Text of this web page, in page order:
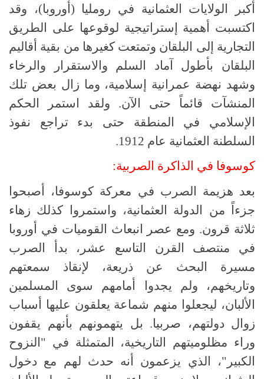
أكبر الولايات العثمانية في رومليا (أوروبا)، وقد
اكتسبت أهمية إستراتيجية لوقوعها على الطريق
التجارية إلى البلقان وتمتعت كغيرها من بقية أقاليم
البلقان بأطول آماد السلم والاستقرار والرخاء
وشهد نهضة عمرانية إسلامية، وما زال بعض تلك
المنشآت قائماً حتى الآن. ولقد استمر الحكم
الإسلامي في المنطقة حتى بدء تراجع نفوذ
السلطنة العثمانية عام 1912.
كوسوفا في الذاكرة الصربية:
بعد هزيمة الصرب في معركة كوسوفا، أصبحوا
جزءاً من الدولة العثمانية، واستمروا كذلك زهاء
ثلاثة قرون. ومع عصر انبعاث القوميات في أوروبا
في منتصف القرن التاسع عشر، بدأ الصرب
مسيرة البحث عن ذريعة، لإنقاذ سمعتهم
وتاريخهم، ولم يجدوا أمامهم سوى المسلمين
الألبان، ليجعلوا منهم شماعة يعلقون عليها أسباب
زوال دولتهم، صربيا. بل يتهمونهم بأنهم يقفون
وراء مظلوميتهم التاريخية، المتمثلة في "النزوح
الكبير"، الذي يزعمون أنه حدث لهم مع دخول